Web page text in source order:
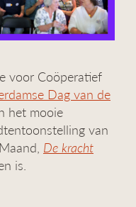
voor Coöperatief
Dag van de
het mooie
van
De kracht
is.